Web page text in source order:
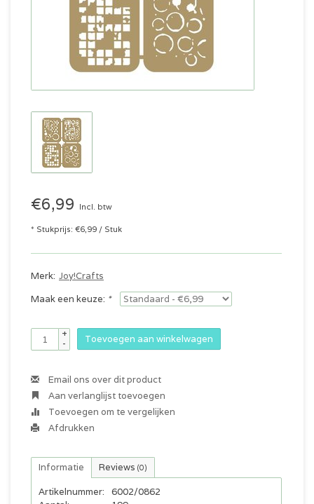
€6,99 Incl. btw
* Stukprijs: €6,99 / Stuk
Merk: Joy!Crafts
Maak een keuze: *
+
-
Toevoegen aan winkelwagen
Email ons over dit product
Aan verlanglijst toevoegen
Toevoegen om te vergelijken
Afdrukken
Informatie Reviews (0)
Artikelnummer:
6002/0862